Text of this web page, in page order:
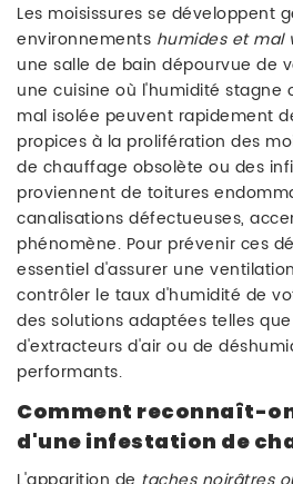
Les moisissures se développent
environnements humides et mal
une salle de bain dépourvue de
une cuisine où l'humidité stagne
mal isolée peuvent rapidement
propices à la prolifération des
de chauffage obsolète ou des
proviennent de toitures
canalisations défectueuses,
phénomène. Pour prévenir ces
essentiel d'assurer une
contrôler le taux d'humidité de
des solutions adaptées telles
d'extracteurs d'air ou de
performants.
Comment reconnaît-
d'une infestation de